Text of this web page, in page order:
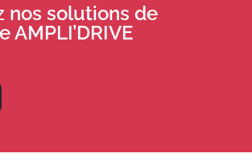
nos solutions de
AMPLI’DRIVE